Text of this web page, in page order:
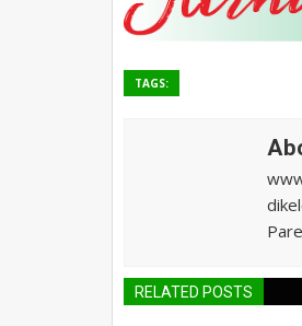
TAGS:
RELATED POSTS